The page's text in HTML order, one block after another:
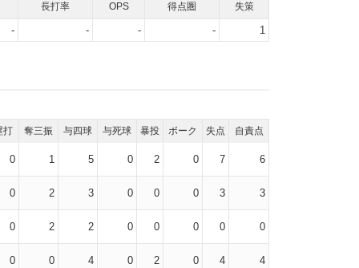
長打率 OPS 得点圏 失策
- - - - 1
打 奪三振 与四球 与死球 暴投 ボーク 失点 自責点
0 1 5 0 2 0 7 6
0 2 3 0 0 0 3 3
0 2 2 0 0 0 0 0
0 0 4 0 2 0 4 4